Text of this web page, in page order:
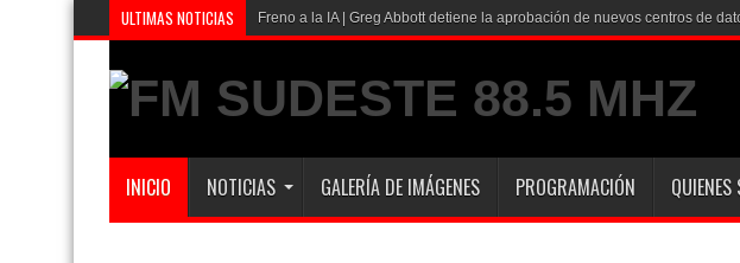
ULTIMAS NOTICIAS Freno a la IA | Greg Abbott detiene la aprobación de nuevos centros de
INICIO NOTICIAS GALERÍA DE IMÁGENES PROGRAMACIÓN